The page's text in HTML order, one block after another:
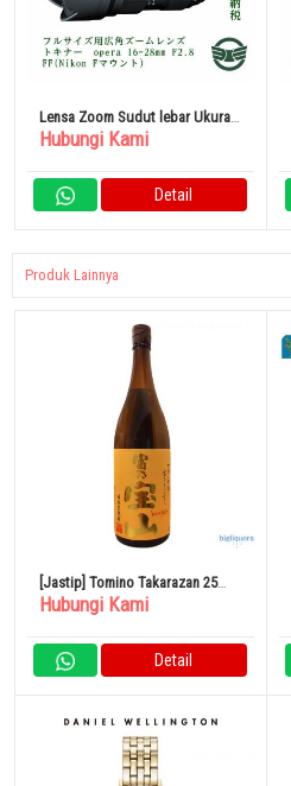
Lensa Zoom Sudut lebar Ukuran
Penuh Tokina Opera 16-28mm
Hubungi Kami
Detail
Produk Lainnya
[Jastip] Tomino Takarazan 25
derajat 1800ml Pabrik Sake Nishi
Hubungi Kami
Detail